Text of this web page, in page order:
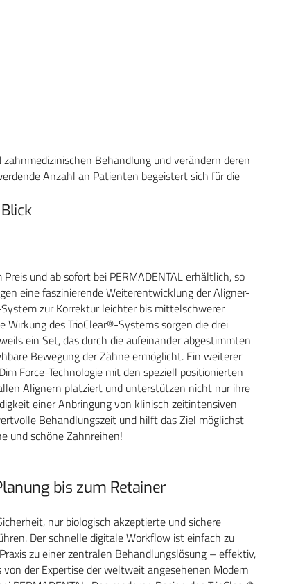
Behandlung und verändern deren
Anzahl an Patienten begeistert sich für die
und ab sofort bei PERMADENTAL erhältlich, so
eine faszinierende Weiterentwicklung der Aligner-
zur Korrektur leichter bis mittelschwerer
des TrioClear®-Systems sorgen die drei
ein Set, das durch die aufeinander abgestimmten
Bewegung der Zähne ermöglicht. Ein weiterer
Force-Technologie mit den speziell positionierten
Alignern platziert und unterstützen nicht nur ihre
einer Anbringung von klinisch zeitintensiven
Behandlungszeit und hilft das Ziel möglichst
und schöne Zahnreihen!
bis zum Retainer
nur biologisch akzeptierte und sichere
Der schnelle digitale Workflow ist einfach zu
zu einer zentralen Behandlungslösung – effektiv,
der Expertise der weltweit angesehenen Modern